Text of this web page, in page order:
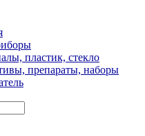
пластик, стекло
препараты, наборы